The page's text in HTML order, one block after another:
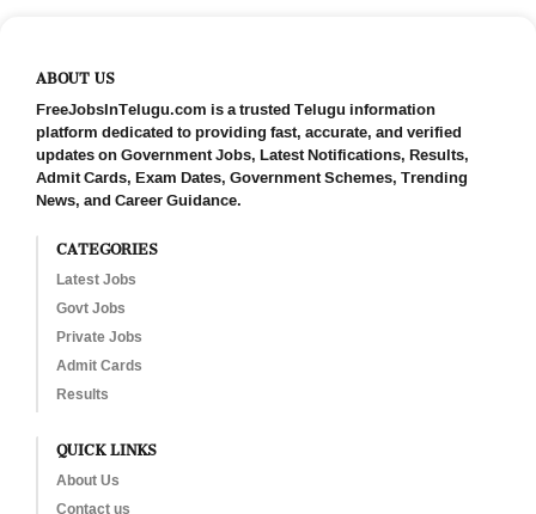
ABOUT US
FreeJobsInTelugu.com is a trusted Telugu information
platform dedicated to providing fast, accurate, and verified
updates on Government Jobs, Latest Notifications, Results,
Admit Cards, Exam Dates, Government Schemes, Trending
News, and Career Guidance.
CATEGORIES
Latest Jobs
Govt Jobs
Private Jobs
Admit Cards
Results
QUICK LINKS
About Us